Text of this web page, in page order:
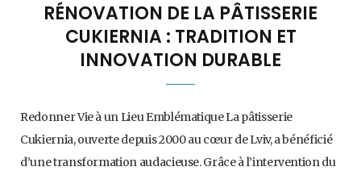
RÉNOVATION DE LA PÂTISSERIE
CUKIERNIA : TRADITION ET
INNOVATION DURABLE
Redonner Vie à un Lieu Emblématique La pâtisserie
Cukiernia, ouverte depuis 2000 au cœur de Lviv, a bénéficié
d’une transformation audacieuse. Grâce à l’intervention du